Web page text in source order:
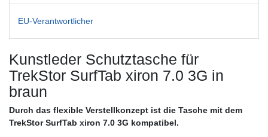
EU-Verantwortlicher
Kunstleder Schutztasche für
TrekStor SurfTab xiron 7.0 3G in
braun
Durch das flexible Verstellkonzept ist die Tasche mit dem
TrekStor SurfTab xiron 7.0 3G kompatibel.